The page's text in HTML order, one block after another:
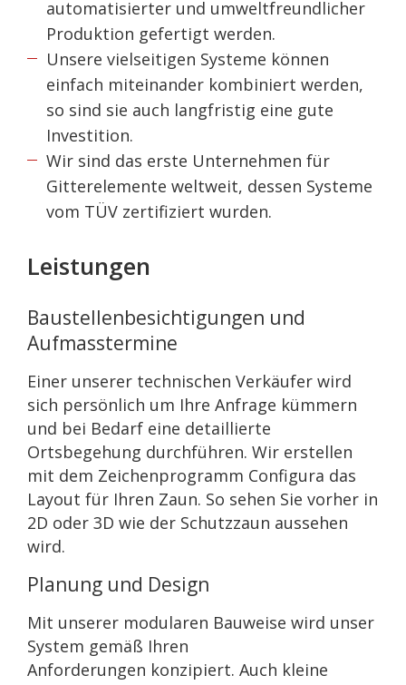
automatisierter und umweltfreundlicher
Produktion gefertigt werden.
Unsere vielseitigen Systeme können
einfach miteinander kombiniert werden,
so sind sie auch langfristig eine gute
Investition.
Wir sind das erste Unternehmen für
Gitterelemente weltweit, dessen Systeme
vom TÜV zertifiziert wurden.
Leistungen
Baustellenbesichtigungen und
Aufmasstermine
Einer unserer technischen Verkäufer wird
sich persönlich um Ihre Anfrage kümmern
und bei Bedarf eine detaillierte
Ortsbegehung durchführen. Wir erstellen
mit dem Zeichenprogramm Configura das
Layout für Ihren Zaun. So sehen Sie vorher in
2D oder 3D wie der Schutzzaun aussehen
wird.
Planung und Design
Mit unserer modularen Bauweise wird unser
System gemäß Ihren
Anforderungen konzipiert. Auch kleine